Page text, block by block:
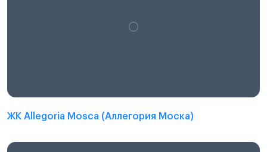
ЖК Allegoria Mosca (Аллегория Моска)